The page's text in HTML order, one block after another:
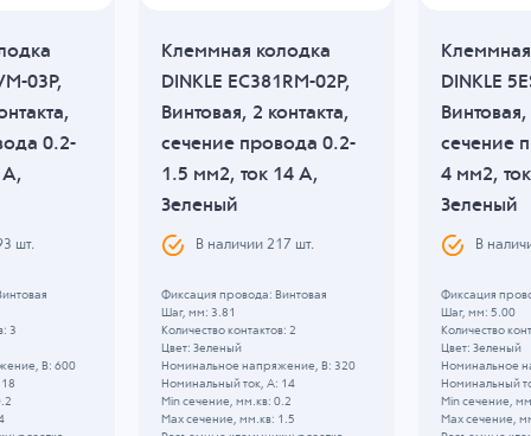
03P,
0.2-
A,
шт.
3
B: 600
Клеммная колодка
DINKLE EC381RM-02P,
Винтовая, 2 контакта,
сечение провода 0.2-
1.5 мм2, ток 14 A,
Зеленый
В наличии217 шт.
Фиксация провода: Винтовая
Шаг, мм: 3.81
Количество контактов: 2
Цвет: Зеленый
Номинальное напряжение, B: 320
Номинальный ток, А: 14
Min сечение, мм.кв: 0.2
Max сечение, мм.кв: 1.5
DINKLE
сечение
4 мм2,
Зеленый
В
Фиксация
Шаг, мм: 5.00
Количество
Цвет: Зеленый
Номинальное
Номинальный
Min сечение,
Max сечение,